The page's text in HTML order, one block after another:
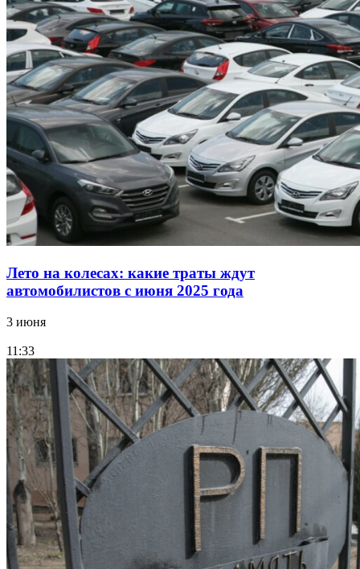
Лето на колесах: какие траты ждут
автомобилистов с июня 2025 года
3 июня
11:33